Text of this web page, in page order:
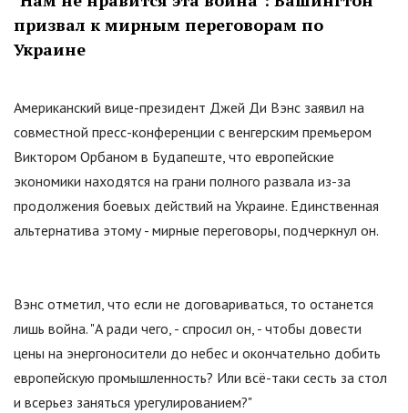
призвал к мирным переговорам по
Украине
Американский вице-президент Джей Ди Вэнс заявил на
совместной пресс-конференции с венгерским премьером
Виктором Орбаном в Будапеште, что европейские
экономики находятся на грани полного развала из-за
продолжения боевых действий на Украине. Единственная
альтернатива этому - мирные переговоры, подчеркнул он.
Вэнс отметил, что если не договариваться, то останется
лишь война. "А ради чего, - спросил он, - чтобы довести
цены на энергоносители до небес и окончательно добить
европейскую промышленность? Или всё-таки сесть за стол
и всерьез заняться урегулированием?"